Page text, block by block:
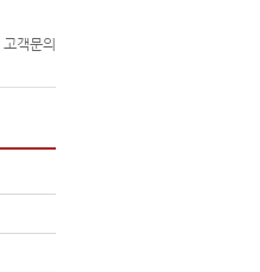
고객문의